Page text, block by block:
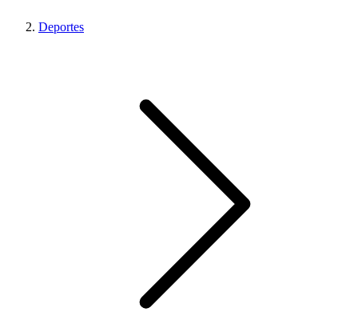
Deportes